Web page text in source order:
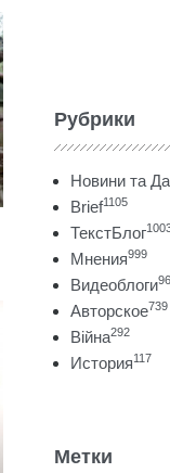
Рубрики
Новини та
Brief1105
ТекстБлог
Мнения999
Видеоблоги
Авторское739
Війна292
История117
Метки